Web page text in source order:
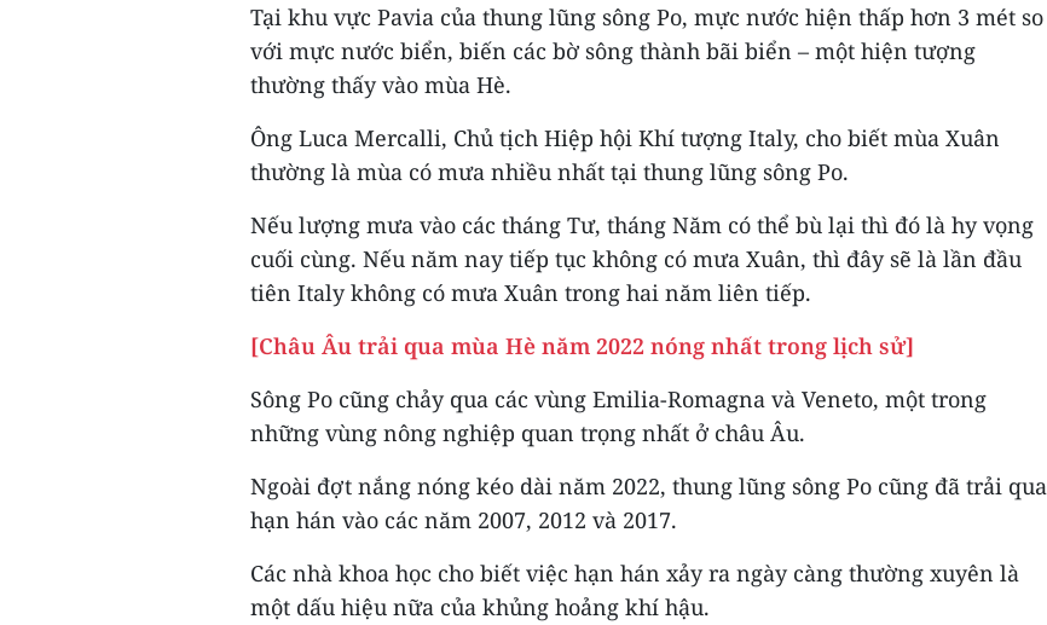
Tại khu vực Pavia của thung lũng sông Po, mực nước hiện thấp hơn 3 mét so
với mực nước biển, biến các bờ sông thành bãi biển – một hiện tượng
thường thấy vào mùa Hè.
Ông Luca Mercalli, Chủ tịch Hiệp hội Khí tượng Italy, cho biết mùa Xuân
thường là mùa có mưa nhiều nhất tại thung lũng sông Po.
Nếu lượng mưa vào các tháng Tư, tháng Năm có thể bù lại thì đó là hy vọng
cuối cùng. Nếu năm nay tiếp tục không có mưa Xuân, thì đây sẽ là lần đầu
tiên Italy không có mưa Xuân trong hai năm liên tiếp.
[Châu Âu trải qua mùa Hè năm 2022 nóng nhất trong lịch sử]
Sông Po cũng chảy qua các vùng Emilia-Romagna và Veneto, một trong
những vùng nông nghiệp quan trọng nhất ở châu Âu.
Ngoài đợt nắng nóng kéo dài năm 2022, thung lũng sông Po cũng đã trải qua
hạn hán vào các năm 2007, 2012 và 2017.
Các nhà khoa học cho biết việc hạn hán xảy ra ngày càng thường xuyên là
một dấu hiệu nữa của khủng hoảng khí hậu.